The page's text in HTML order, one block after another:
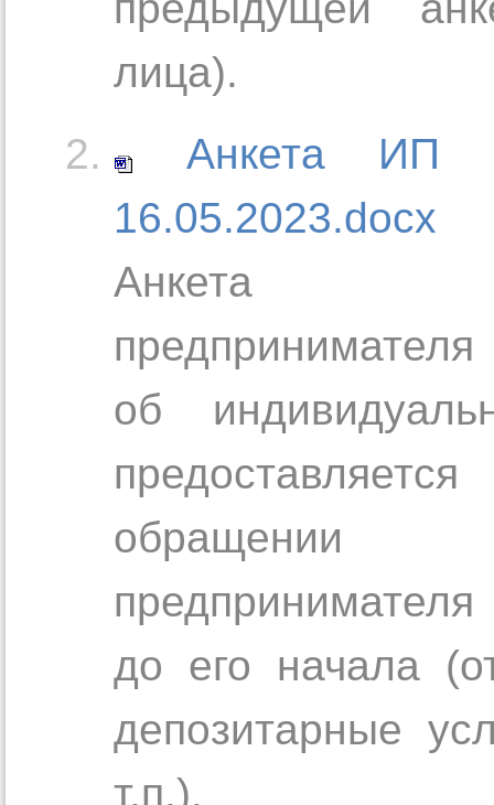
лица).
Анкета ИП
16.05.2023.docx
Анкета
об
обращении
до его начала
депозитарные
т.п.).